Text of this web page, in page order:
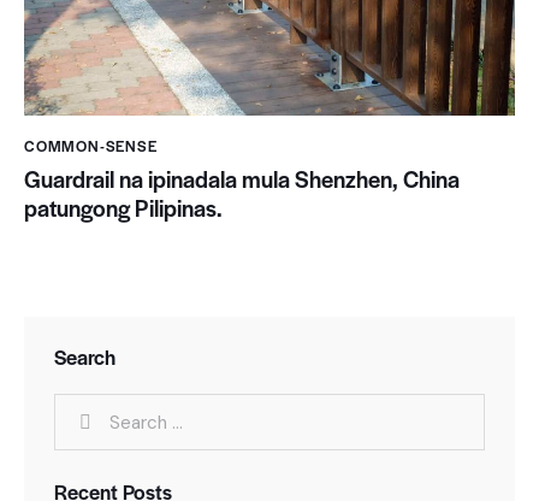
COMMON-SENSE
Guardrail na ipinadala mula Shenzhen, China
patungong Pilipinas.
Search
Recent Posts